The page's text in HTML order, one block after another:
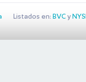
Listados en: BVCy